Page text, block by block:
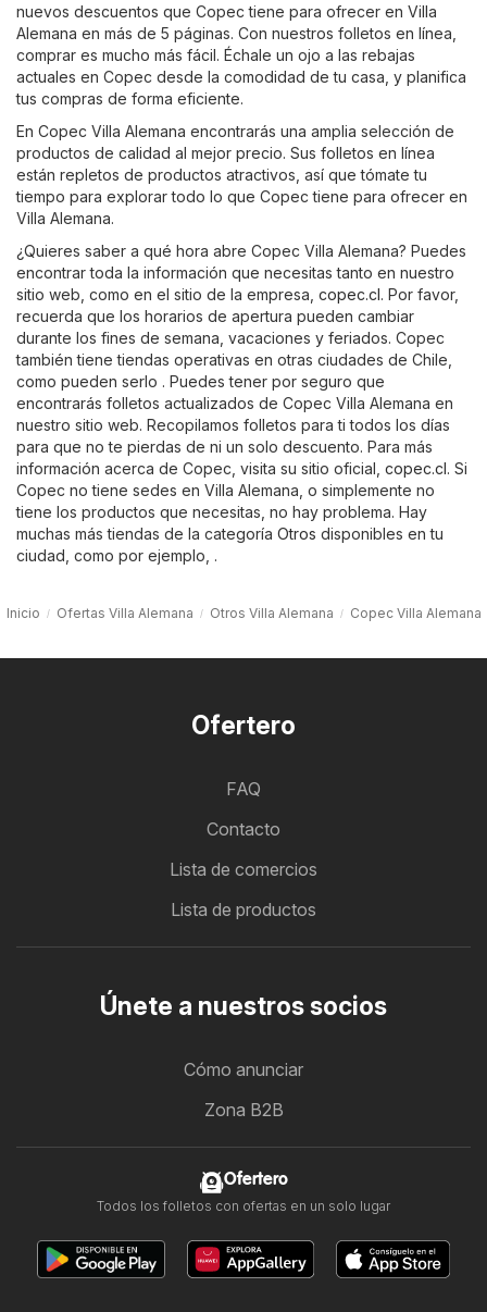
nuevos descuentos que Copec tiene para ofrecer en Villa
Alemana en más de 5 páginas. Con nuestros folletos en línea,
comprar es mucho más fácil. Échale un ojo a las rebajas
actuales en Copec desde la comodidad de tu casa, y planifica
tus compras de forma eficiente.
En Copec Villa Alemana encontrarás una amplia selección de
productos de calidad al mejor precio. Sus folletos en línea
están repletos de productos atractivos, así que tómate tu
tiempo para explorar todo lo que Copec tiene para ofrecer en
Villa Alemana.
¿Quieres saber a qué hora abre Copec Villa Alemana? Puedes
encontrar toda la información que necesitas tanto en nuestro
sitio web, como en el sitio de la empresa, copec.cl. Por favor,
recuerda que los horarios de apertura pueden cambiar
durante los fines de semana, vacaciones y feriados. Copec
también tiene tiendas operativas en otras ciudades de Chile,
como pueden serlo . Puedes tener por seguro que
encontrarás folletos actualizados de Copec Villa Alemana en
nuestro sitio web. Recopilamos folletos para ti todos los días
para que no te pierdas de ni un solo descuento. Para más
información acerca de Copec, visita su sitio oficial, copec.cl. Si
Copec no tiene sedes en Villa Alemana, o simplemente no
tiene los productos que necesitas, no hay problema. Hay
muchas más tiendas de la categoría Otros disponibles en tu
ciudad, como por ejemplo, .
Inicio Ofertas Villa Alemana Otros Villa Alemana Copec Villa Alemana
Ofertero
FAQ
Contacto
Lista de comercios
Lista de productos
Únete a nuestros socios
Cómo anunciar
Zona B2B
Ofertero
Todos los folletos con ofertas en un solo lugar